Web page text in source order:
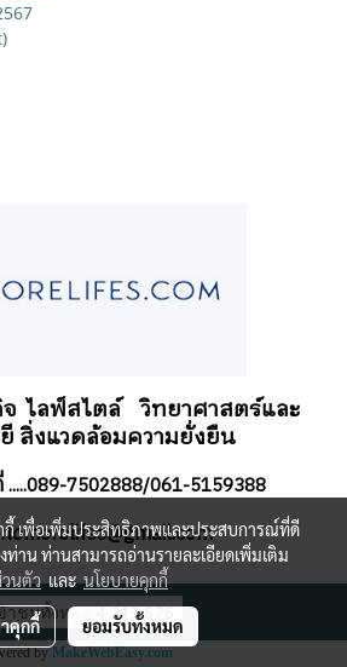
จไลฟ์สไตล์ วิทยาศาสตร์และ
ยี สิ่งแวดล้อมความยั่งยืน
.....089-7502888/061-5159388
าชมทั้งหมด4,213,576
byMakeWebEasy.com
กี้ เพื่อเพิ่มประสิทธิภาพและประสบการณ์ที่ดี
ท่าน ท่านสามารถอ่านรายละเอียดเพิ่มเติม
นตัวและนโยบายคุกกี้
คุกกี้ ยอมรับทั้งหมด